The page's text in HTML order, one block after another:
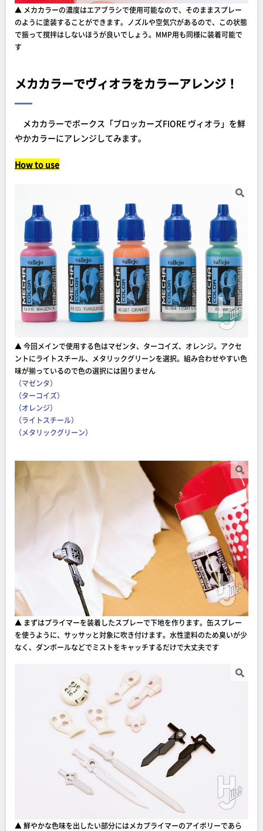
▲ メカカラーの濃度はエアブラシで使用可能なので、そのままスプレー
のように塗装することができます。ノズルや空気穴があるので、この状態
で振って撹拌はしないほうが良いでしょう。MMP用も同様に装着可能で
す
メカカラーでヴィオラをカラーアレンジ！
メカカラーでボークス「ブロッカーズFIORE ヴィオラ」を鮮
やかカラーにアレンジしてみます。
How to use
▲ 今回メインで使用する色はマゼンタ、ターコイズ、オレンジ。アクセ
ントにライトスチール、メタリックグリーンを選択。組み合わせやすい色
味が揃っているので色の選択には困りません
（マゼンタ）
（ターコイズ）
（オレンジ）
（ライトスチール）
（メタリックグリーン）
▲ まずはプライマーを装着したスプレーで下地を作ります。缶スプレー
を使うように、サッサッと対象に吹き付けます。水性塗料のため臭いが少
なく、ダンボールなどでミストをキャッチするだけで大丈夫です
▲ 鮮やかな色味を出したい部分にはメカプライマーのアイボリーであら